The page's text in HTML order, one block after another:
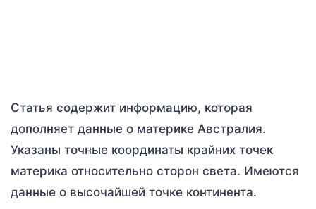
Статья содержит информацию, которая
дополняет данные о материке Австралия.
Указаны точные координаты крайних точек
материка относительно сторон света. Имеются
данные о высочайшей точке континента.